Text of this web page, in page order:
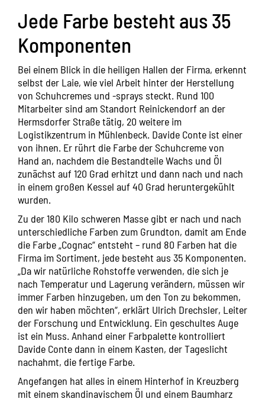
Jede Farbe besteht aus 35
Komponenten
Bei einem Blick in die heiligen Hallen der Firma, erkennt
selbst der Laie, wie viel Arbeit hinter der Herstellung
von Schuhcremes und -sprays steckt. Rund 100
Mitarbeiter sind am Standort Reinickendorf an der
Hermsdorfer Straße tätig, 20 weitere im
Logistikzentrum in Mühlenbeck. Davide Conte ist einer
von ihnen. Er rührt die Farbe der Schuhcreme von
Hand an, nachdem die Bestandteile Wachs und Öl
zunächst auf 120 Grad erhitzt und dann nach und nach
in einem großen Kessel auf 40 Grad heruntergekühlt
wurden.
Zu der 180 Kilo schweren Masse gibt er nach und nach
unterschiedliche Farben zum Grundton, damit am Ende
die Farbe „Cognac“ entsteht – rund 80 Farben hat die
Firma im Sortiment, jede besteht aus 35 Komponenten.
„Da wir natürliche Rohstoffe verwenden, die sich je
nach Temperatur und Lagerung verändern, müssen wir
immer Farben hinzugeben, um den Ton zu bekommen,
den wir haben möchten“, erklärt Ulrich Drechsler, Leiter
der Forschung und Entwicklung. Ein geschultes Auge
ist ein Muss. Anhand einer Farbpalette kontrolliert
Davide Conte dann in einem Kasten, der Tageslicht
nachahmt, die fertige Farbe.
Angefangen hat alles in einem Hinterhof in Kreuzberg
mit einem skandinavischem Öl und einem Baumharz